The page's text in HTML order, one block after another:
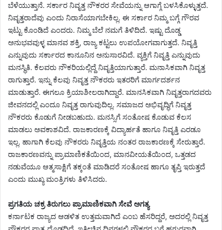
ಬೆಳೆಯುತ್ತಾನೆ. ಸರ್ಕಾರ ನಿವೃತ್ತ ನೌಕರರ ಸೇವೆಯನ್ನು ಆಗಾಗ್ಗೆ ಬಳಸಿಕೊಳ್ಳುತ್ತದೆ.
ನಿವೃತ್ತರಾದೆವು ಎಂದು ನಿರಾಸೆಯಾಗಬೇಕಿಲ್ಲ. ಈ ಸರ್ಕಾರ ನಿಮ್ಮ ಬಗ್ಗೆ ಗೌರವ
ಇಟ್ಟು ಕೊಂಡಿದೆ ಎಂದರು. ನಿಮ್ಮ ಬೆಲೆ ನಮಗೆ ತಿಳಿದಿದೆ. ಇಷ್ಟು ದೊಡ್ಡ
ಅನುಭವವುಳ್ಳ ಮಾನವ ಶಕ್ತಿ, ರಾಜ್ಯ ಕಟ್ಟಲು ಉಪಯೋಗವಾಗುತ್ತದೆ. ನಿವೃತ್ತಿ
ಎನ್ನುವುದು ಸರ್ಕಾರದ ಕಾನೂನಿನ ಅನುಸಾರವಿದೆ. ವ್ಯಕ್ತಿಗೆ ನಿವೃತ್ತಿ ಎನ್ನುವುದು
ಮನಸ್ಥಿತಿ. ಕೆಲವರು ನೌಕರಿಯಲ್ಲಿದ್ದೆ ನಿವೃತ್ತಿಯಾಗುತ್ತಾರೆ. ಮನಾಸಿಕವಾಗಿ ನಿವೃತ್ತ
ರಾಗುತ್ತಾರೆ. ಇನ್ನು ಕೆಲವು ನಿವೃತ್ತ ನೌಕರರು ಇತರರಿಗೆ ಮಾರ್ಗದರ್ಶನ
ಮಾಡುತ್ತಾರೆ. ಈಗಲೂ ಕ್ರಿಯಾಶೀಲರಾಗಿದ್ದಾರೆ. ಮಾನಸಿಕವಾಗಿ ನಿವೃತ್ತರಾಗದವರು
ಜೀವನದಲ್ಲಿ ಎಂದೂ ನಿವೃತ್ತ ರಾಗುವುದಿಲ್ಲ. ಸಮಾಜದ ಅಭಿವೃದ್ಧಿಗೆ ನಿವೃತ್ತ
ನೌಕರರು ಕೊಡುಗೆ ನೀಡಬಹುದು. ಮನಸ್ಸಿಗೆ ಸಂತೋಷ ಕೊಡುವ ಕೆಲಸ
ಮಾಡಲು ಅವಕಾಶವಿದೆ. ರಾಜಕಾರಣಕ್ಕೆ ವಿದ್ಯಾರ್ಹತೆ ಹಾಗೂ ನಿವೃತ್ತಿ ಎರಡೂ
ಇಲ್ಲ. ಹಾಗಾಗಿ ಕೆಲವು ನೌಕರರು ನಿವೃತ್ತಿಯ ನಂತರ ರಾಜಕಾರಣಕ್ಕೆ ಸೇರುತ್ತಾರೆ.
ರಾಜಕಾರಣವನ್ನು ಪ್ರಾಮಾಣಿಕತೆಯಿಂದ, ಮಾನವೀಯತೆಯಿಂದ, ಒತ್ತಡದ
ನಡುವೆಯೂ ಆತ್ಮಸಾಕ್ಷಿಗೆ ತಕ್ಕಂತೆ ಮಾಡಿದರೆ ಸಂತೋಷ ಹಾಗೂ ತೃಪ್ತಿ ಇರುತ್ತದೆ
ಎಂದು ಮುಖ್ಯ ಮಂತ್ರಿಗಳು ತಿಳಿಸಿದರು.
ಪ್ರಗತಿಯ ಚಕ್ರ ತಿರುಗಲು ಪ್ರಾಮಾಣಿಕವಾಗಿ ಸೇವೆ ಅಗತ್ಯ
ಕರ್ನಾಟಕ ರಾಜ್ಯದ ಆಡಳಿತ ಉತ್ತಮವಾಗಿದೆ ಎಂಬ ಹೆಸರಿದ್ದರೆ, ಅದರಲ್ಲಿ ನಿವೃತ್ತ